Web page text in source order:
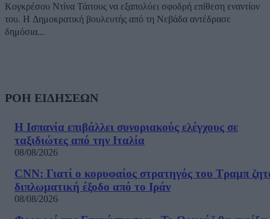
Κογκρέσου Ντίνα Τάιτους να εξαπολύει σφοδρή επίθεση εναντίον
του. Η Δημοκρατική βουλευτής από τη Νεβάδα αντέδρασε
δημόσια...
ΡΟΗ ΕΙΔΗΣΕΩΝ
Η Ισπανία επιβάλλει συνοριακούς ελέγχους σε
ταξιδιώτες από την Ιταλία
08/08/2026
CNN: Γιατί ο κορυφαίος στρατηγός του Τραμπ
διπλωματική έξοδο από το Ιράν
08/08/2026